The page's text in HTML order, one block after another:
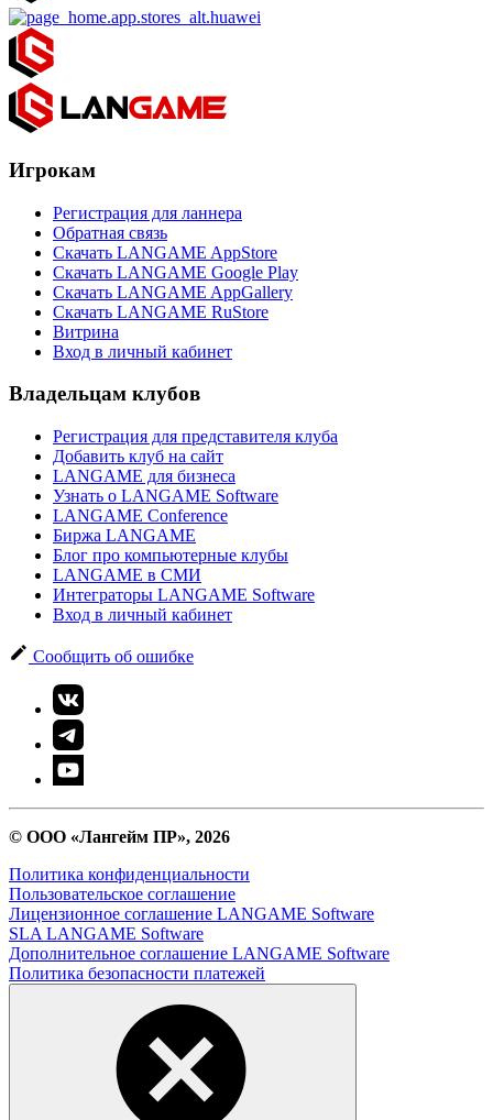
Игрокам
Регистрация для ланнера
Обратная связь
Скачать LANGAME AppStore
Скачать LANGAME Google Play
Скачать LANGAME AppGallery
Скачать LANGAME RuStore
Витрина
Вход в личный кабинет
Владельцам клубов
Регистрация для представителя клуба
Добавить клуб на сайт
LANGAME для бизнеса
Узнать о LANGAME Software
LANGAME Conference
Биржа LANGAME
Блог про компьютерные клубы
LANGAME в СМИ
Интеграторы LANGAME Software
Вход в личный кабинет
Сообщить об ошибке
© ООО «Лангейм ПР», 2026
Политика конфиденциальности
Пользовательское соглашение
Лицензионное соглашение LANGAME Software
SLA LANGAME Software
Дополнительное соглашение LANGAME Software
Политика безопасности платежей